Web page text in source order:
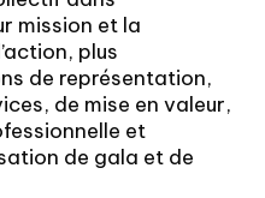
mission et la
plus
de représentation,
de mise en valeur,
et
de gala et de